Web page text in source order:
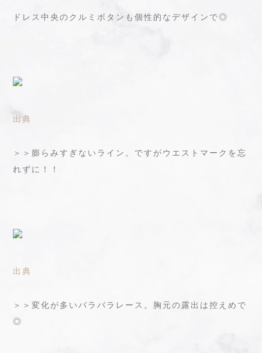
ドレス中央のクルミボタンも個性的なデザインで◎
出典
＞＞膨らみすぎないライン。ですがウエストマークを忘
れずに！！
出典
＞＞変化が多いバラバラレース。胸元の露出は控えめで
◎